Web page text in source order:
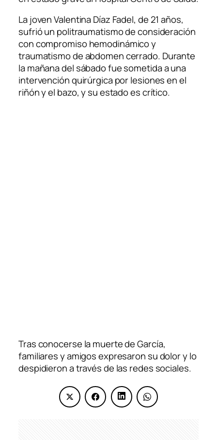
La joven Valentina Díaz Fadel, de 21 años,
sufrió un politraumatismo de consideración
con compromiso hemodinámico y
traumatismo de abdomen cerrado. Durante
la mañana del sábado fue sometida a una
intervención quirúrgica por lesiones en el
riñón y el bazo, y su estado es crítico.
Tras conocerse la muerte de García,
familiares y amigos expresaron su dolor y lo
despidieron a través de las redes sociales.